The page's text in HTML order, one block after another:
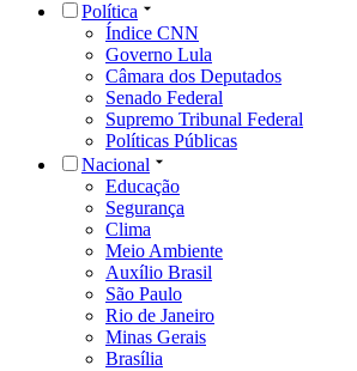
Política
Índice CNN
Governo Lula
Câmara dos Deputados
Senado Federal
Supremo Tribunal Federal
Políticas Públicas
Nacional
Educação
Segurança
Clima
Meio Ambiente
Auxílio Brasil
São Paulo
Rio de Janeiro
Minas Gerais
Brasília